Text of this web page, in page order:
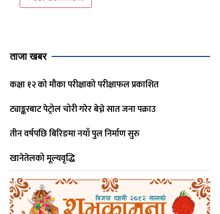
ताजा खबर
कक्षा १२ को मौका परीक्षाको परीक्षाफल प्रकाशित
ट्याङ्करबाट पेट्रोल चोरी गरेर बेच्ने सात जना पक्राउ
तीन वर्षपछि बिरिङमा नयाँ पुल निर्माण सुरु
खानेतेलको मूल्यवृद्धि